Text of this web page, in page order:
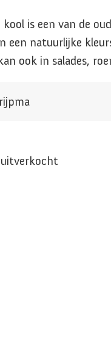
kool is een van de
een natuurlijke
ook in salades,